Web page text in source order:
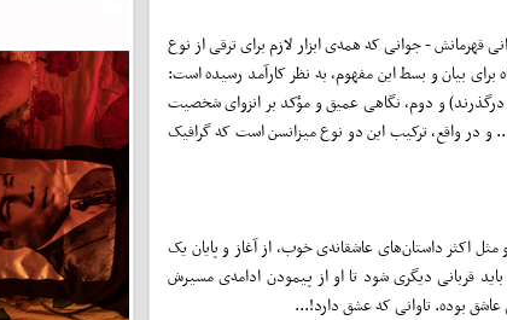
قهرمانش - جوانی که همه‌ی ابزار لازم برای ترقی از نوع
بیان و بسط این مفهوم، به نظر کارآمد رسیده است:
و دوم، نگاهی عمیق و مؤکد بر انزوای شخصیت
در واقع، ترکیب این دو نوع میزانسن است که گرافیک
اکثر داستان‌های عاشقانه‌ی خوب، از آغاز و پایان یک
قربانی دیگری شود تا او از پیمودن ادامه‌ی مسیرش
بوده. تاوانی که عشق دارد!...